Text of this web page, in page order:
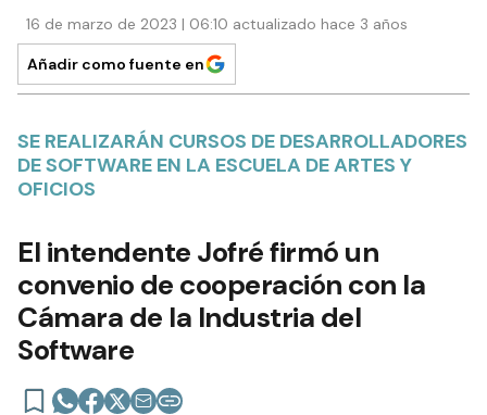
16 de marzo de 2023 | 06:10 actualizado hace 3 años
Añadir como fuente en
SE REALIZARÁN CURSOS DE DESARROLLADORES
DE SOFTWARE EN LA ESCUELA DE ARTES Y
OFICIOS
El intendente Jofré firmó un
convenio de cooperación con la
Cámara de la Industria del
Software